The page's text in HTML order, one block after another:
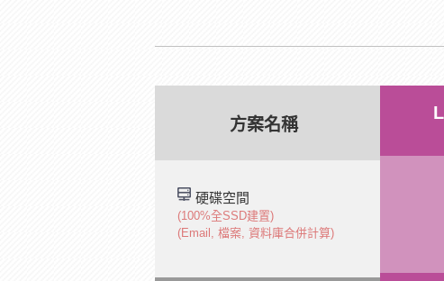
方案名稱
硬碟空間
(100%全SSD建置)
(Email, 檔案, 資料庫合併計算)